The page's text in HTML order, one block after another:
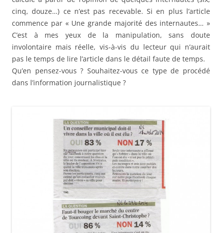
cinq, douze…) ce n’est pas recevable. Si en plus l’article
commence par « Une grande majorité des internautes… »
C’est à mes yeux de la manipulation, sans doute
involontaire mais réelle, vis-à-vis du lecteur qui n’aurait
pas le temps de lire l’article dans le détail faute de temps.
Qu’en pensez-vous ? Souhaitez-vous ce type de procédé
dans l’information journalistique ?